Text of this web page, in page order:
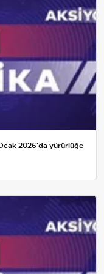
2026'da yürürlüğe